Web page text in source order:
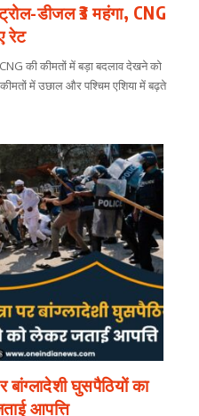
डीजल ₹3 महंगा, CNG
रेट
की कीमतों में बड़ा बदलाव देखने को
में उछाल और पश्चिम एशिया में बढ़ते
बांग्लादेशी घुसपैठियों का
आपत्ति